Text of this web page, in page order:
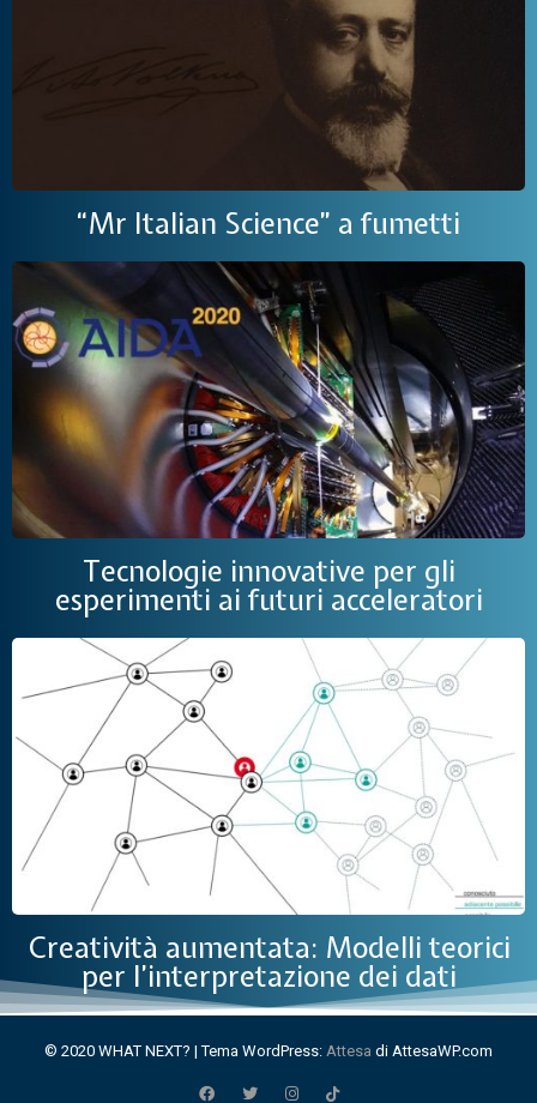
“Mr Italian Science” a fumetti
Tecnologie innovative per gli
esperimenti ai futuri acceleratori
Creatività aumentata: Modelli teorici
per l’interpretazione dei dati
© 2020 WHAT NEXT? |Tema WordPress: Attesa di AttesaWP.com